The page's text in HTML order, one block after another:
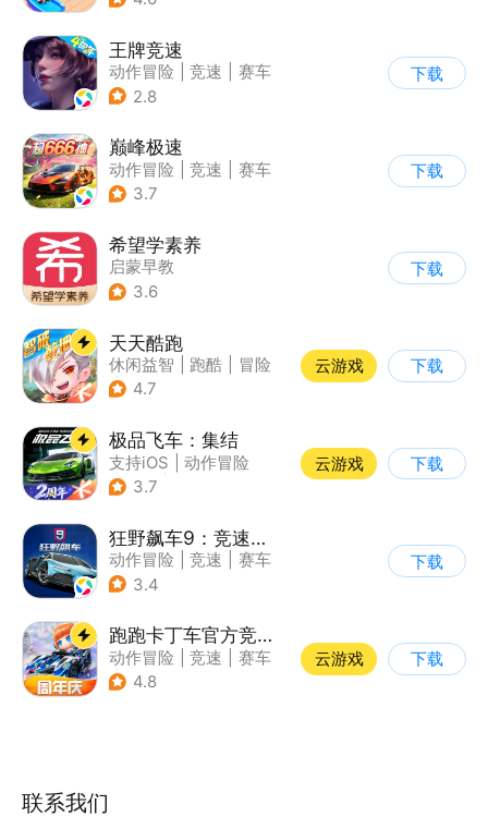
王牌竞速
动作冒险 竞速
赛车
| 漂移
2.8
下载
巅峰极速
动作冒险 竞速
赛车
| 漂移
3.7
下载
希望学素养
启蒙早教
3.6
下载
天天酷跑
休闲益智 跑酷
冒险
| 萌系
4.7
云游戏 下载
极品飞车：集结
支持iOS
动作冒险
| 竞速
3.7
云游戏 下载
狂野飙车9：竞速传奇
动作冒险 竞速
赛车
| 狂野飙车
3.4
下载
跑跑卡丁车官方竞速版
动作冒险 竞速
赛车
| 跑跑卡丁车
4.8
云游戏 下载
联系我们